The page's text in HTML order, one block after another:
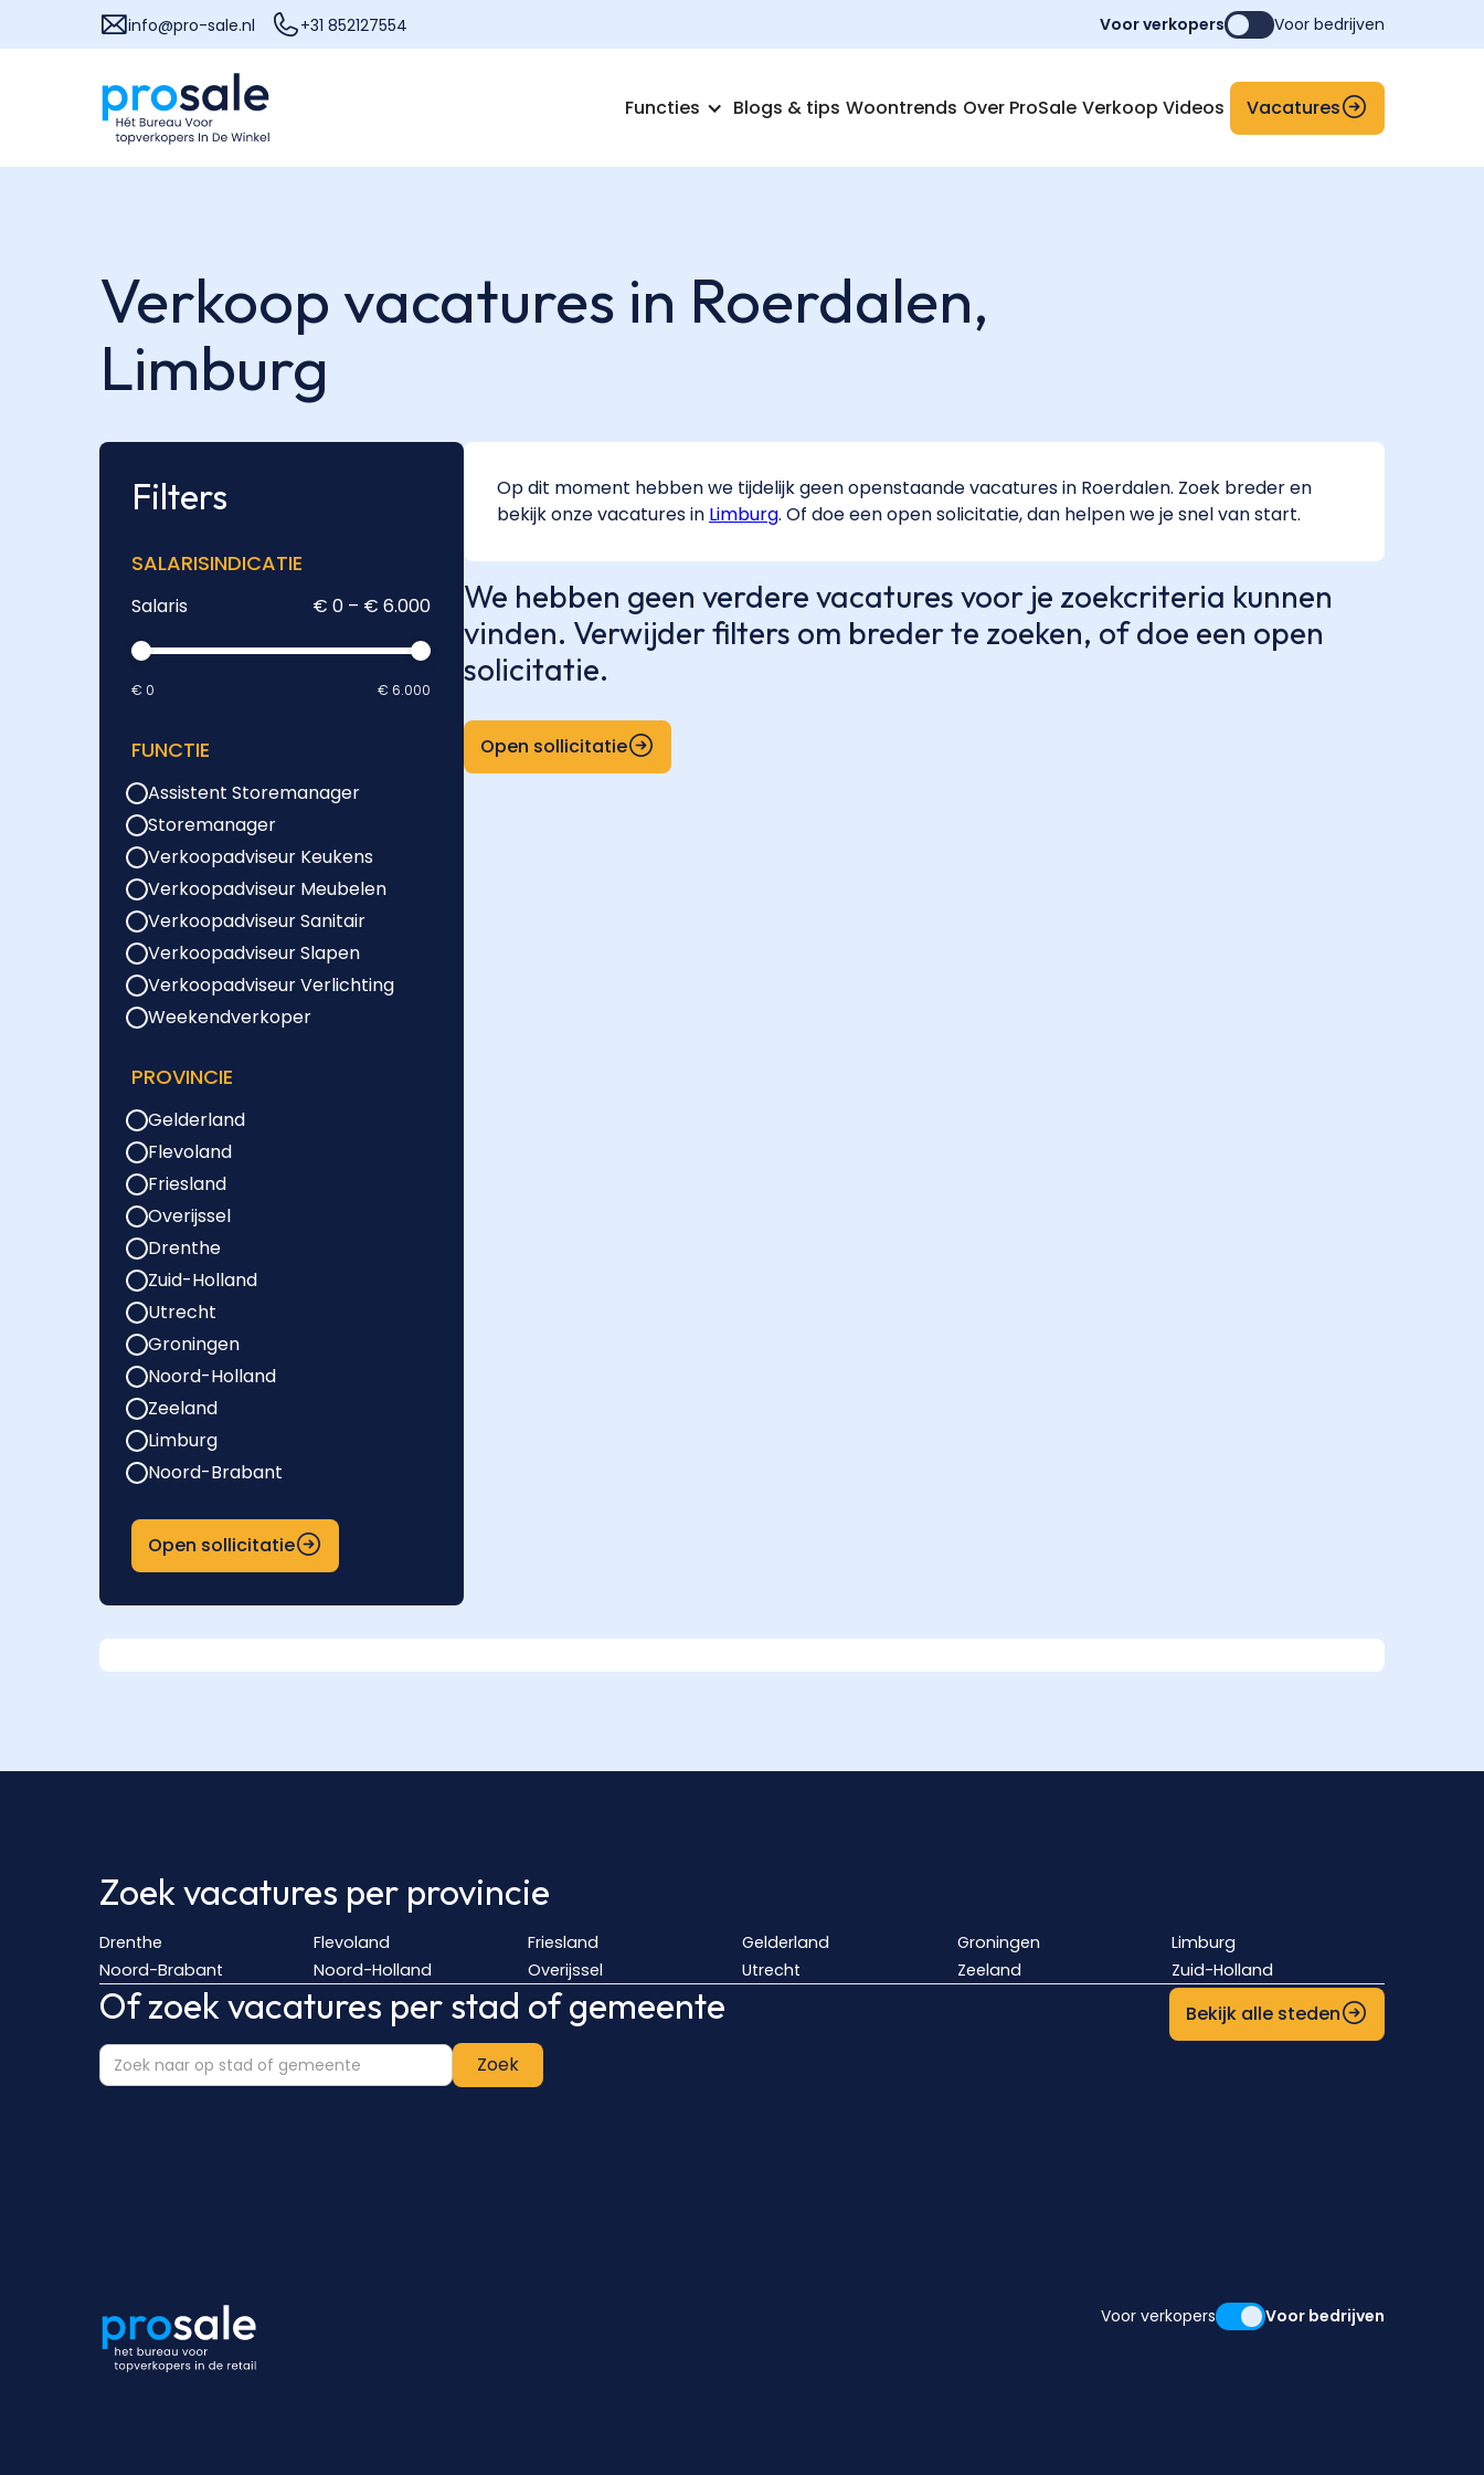
info@pro-sale.nl +31 852127554 Voor verkopers Voor bedrijven
Functies Blogs & tips Woontrends Over ProSale Verkoop Videos Vacatures
Verkoop vacatures in Roerdalen,
Limburg
Filters
SALARISINDICATIE
Salaris € 0 – € 6.000
€ 0 € 6.000
FUNCTIE
Assistent Storemanager
Storemanager
Verkoopadviseur Keukens
Verkoopadviseur Meubelen
Verkoopadviseur Sanitair
Verkoopadviseur Slapen
Verkoopadviseur Verlichting
Weekendverkoper
PROVINCIE
Gelderland
Flevoland
Friesland
Overijssel
Drenthe
Zuid-Holland
Utrecht
Groningen
Noord-Holland
Zeeland
Limburg
Noord-Brabant
Open sollicitatie
Op dit moment hebben we tijdelijk geen openstaande vacatures in Roerdalen. Zoek breder en
bekijk onze vacatures in Limburg. Of doe een open solicitatie, dan helpen we je snel van start.
We hebben geen verdere vacatures voor je zoekcriteria kunnen
vinden. Verwijder filters om breder te zoeken, of doe een open
solicitatie.
Open sollicitatie
Zoek vacatures per provincie
Drenthe Flevoland Friesland Gelderland Groningen
Limburg
Noord-Brabant
Noord-Holland Overijssel Utrecht Zeeland Zuid-Holland
Of zoek vacatures per stad of gemeente Bekijk alle steden
Voor verkopers Voor bedrijven